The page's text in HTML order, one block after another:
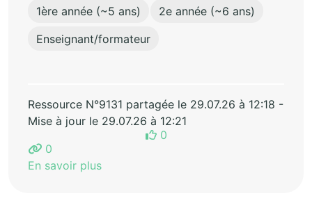
1ère année (~5 ans)
2e année (~6 ans)
Enseignant/formateur
Ressource N°9131 partagée le 29.07.26 à 12:18 -
Mise à jour le 29.07.26 à 12:21
0
0
En savoir plus